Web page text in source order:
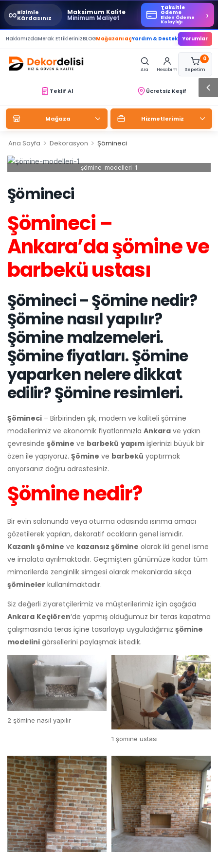
∞Bizimle
Kârdasınız
Maksimum Kalite
Minimum Maliyet
Taksitle
Ödeme
Elden Ödeme
Kolaylığı
›
HakkımızdaMerak EttiklerinizBLOGMağazanı açYardım & Destek Yorumlar
Ara Hesabım
0
Sepetim
Teklif Al Ücretsiz Keşif
Mağaza Hizmetlerimiz
Ana Sayfa > Dekorasyon > Şömineci
şömine-modelleri-1
Şömineci
Şömineci –
Ankara’da şömine ve
barbekü ustası
Şömineci – Şömine nedir?
Şömine nasıl yapılır?
Şömine malzemeleri.
Şömine fiyatları. Şömine
yaparken nelere dikkat
edilir? Şömine resimleri.
Şömineci – Birbirinden şık, modern ve kaliteli şömine
modellerimiz ve ekonomik fiyatlarımızla Ankara ve yakın
çevresinde şömine ve barbekü yapım işlerinizi büyük bir
özen ile yapıyoruz. Şömine ve barbekü yaptırmak
arıyorsanız doğru adrestesiniz.
Şömine nedir?
Bir evin salonunda veya oturma odasında ısınma amacı
gözetilerek yapılan, dekoratif ocakların genel ismidir.
Kazanlı şömine ve kazansız şömine olarak iki genel isme
ve imalata ayrılmaktadır. Geçmişten günümüze kadar tüm
mimarilerde zenginlik simgesi olarak mekanlarda sıkça
şömineler kullanılmaktadır.
Siz değerli ziyaretçilerimiz ve müşterilerimiz için aşağıda
Ankara Keçiören‘de yapmış olduğumuz bir teras kapatma
çalışmasında teras içine tasarlayıp uyguladığımız şömine
modelini görsellerini paylaşmak istedik.
2 şömine nasıl yapılır
1 şömine ustası